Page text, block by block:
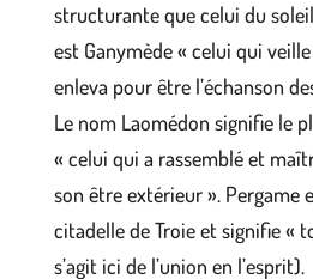
structurante que celui du
est Ganymède « celui qui
enleva pour être l’échanson
Le nom Laomédon signifie le
« celui qui a rassemblé et
son être extérieur ». Pergame
citadelle de Troie et signifie «
s’agit ici de l’union en l’esprit).